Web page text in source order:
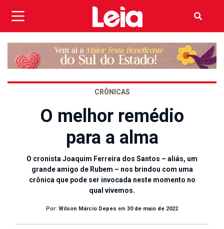
CRÔNICAS
O melhor remédio
para a alma
O cronista Joaquim Ferreira dos Santos – aliás, um
grande amigo de Rubem – nos brindou com uma
crônica que pode ser invocada neste momento no
qual vivemos.
Por: Wilson Márcio Depes em 30 de maio de 2022